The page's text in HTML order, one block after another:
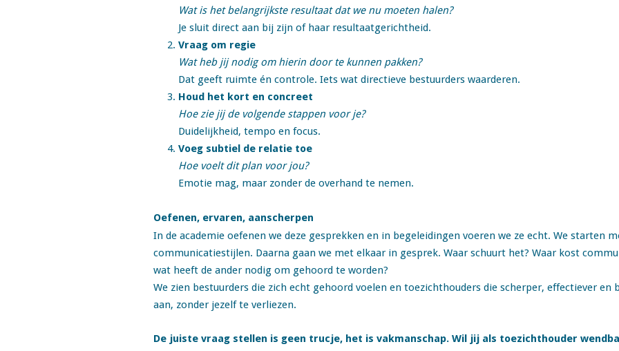
Wat is het belangrijkste resultaat dat we nu moeten halen?
Je sluit direct aan bij zijn of haar resultaatgerichtheid.
Vraag om regie
Wat heb jij nodig om hierin door te kunnen pakken?
Dat geeft ruimte én controle. Iets wat directieve bestuurders waarderen.
Houd het kort en concreet
Hoe zie jij de volgende stappen voor je?
Duidelijkheid, tempo en focus.
Voeg subtiel de relatie toe
Hoe voelt dit plan voor jou?
Emotie mag, maar zonder de overhand te nemen.
Oefenen, ervaren, aanscherpen
In de academie oefenen we deze gesprekken en in begeleidingen voeren we ze echt. We starten
communicatiestijlen. Daarna gaan we met elkaar in gesprek. Waar schuurt het? Waar kost
wat heeft de ander nodig om gehoord te worden?
We zien bestuurders die zich echt gehoord voelen en toezichthouders die scherper, effectiever en
aan, zonder jezelf te verliezen.
De juiste vraag stellen is geen trucje, het is vakmanschap. Wil jij als toezichthouder